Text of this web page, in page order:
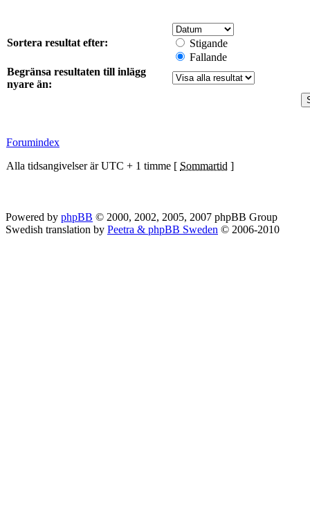
Sortera resultat efter:
Stigande
Fallande
Begränsa resultaten till inlägg
nyare än:
Forumindex
Alla tidsangivelser är UTC + 1 timme [ Sommartid ]
Powered by phpBB © 2000, 2002, 2005, 2007 phpBB Group
Swedish translation by Peetra & phpBB Sweden © 2006-2010